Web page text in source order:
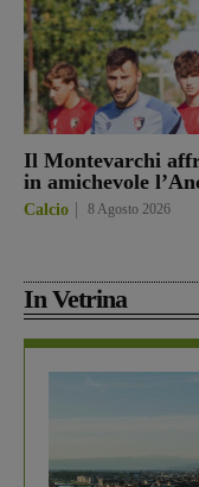
Il Montevarchi
in amichevole
Calcio 8 Agosto 2026
In Vetrina